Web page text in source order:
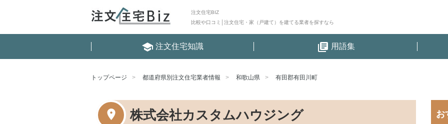
注文住宅BIZ
比較や口コミ│注文住宅・家（戸建て）を建てる業者を探すなら
school 注文住宅知識 library_books 用語集
トップページ 都道府県別注文住宅業者情報 和歌山県 有田郡有田川町
株式会社カスタムハウジング お